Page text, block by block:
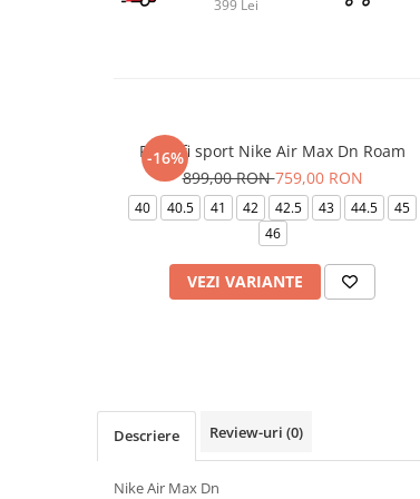
399 Lei
-16%
Pantofi sport Nike Air Max Dn Roam
899,00 RON759,00 RON
40 40.5 41 42 42.5 43 44.5
45
46
VEZI VARIANTE
Descriere Review-uri (0)
Nike Air Max Dn